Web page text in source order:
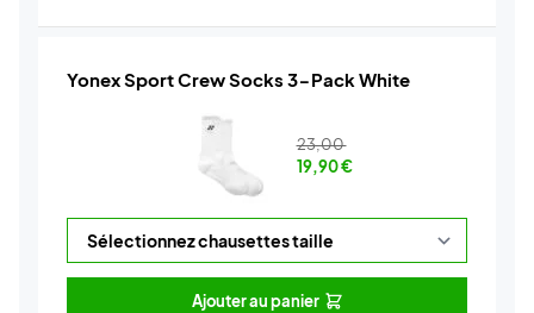
Yonex Sport Crew Socks 3-Pack White
23,00
19,90€
Ajouter au panier